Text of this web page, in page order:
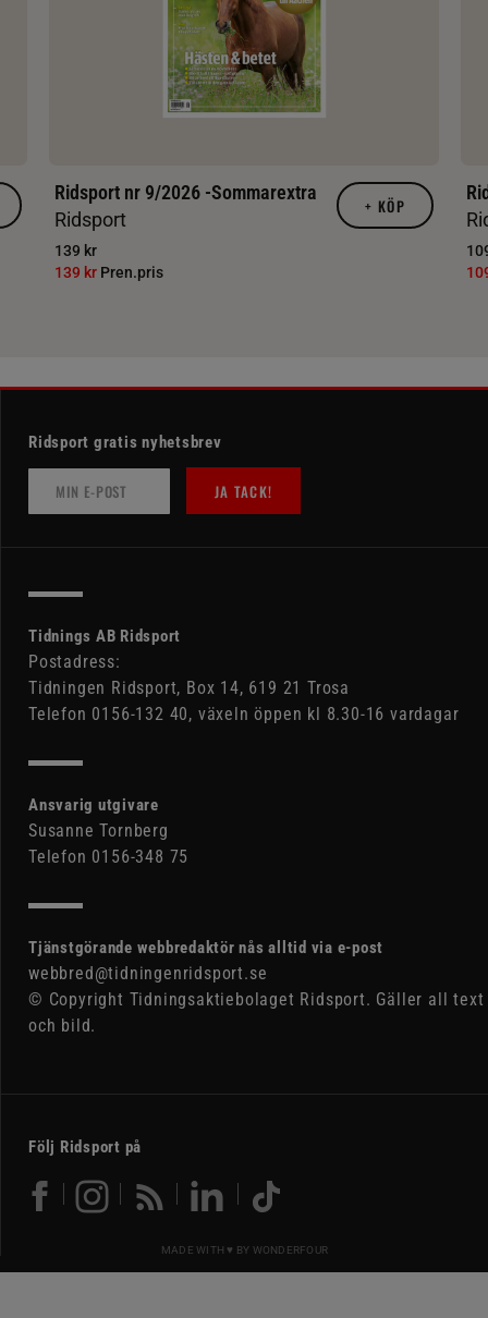
Ridsport nr 9/2026 -Sommarextra
Ridsport
139 kr
139 kr Pren.pris
+ KÖP
Ridsport gratis nyhetsbrev
JA TACK!
Tidnings AB Ridsport
Postadress:
Tidningen Ridsport, Box 14, 619 21 Trosa
Telefon 0156-132 40, växeln öppen kl 8.30-16 vardagar
Ansvarig utgivare
Susanne Tornberg
Telefon 0156-348 75
Tjänstgörande webbredaktör nås alltid via e-post
webbred@tidningenridsport.se
© Copyright Tidningsaktiebolaget Ridsport. Gäller all text
och bild.
Följ Ridsport på
MADE WITH ♥ BY WONDERFOUR